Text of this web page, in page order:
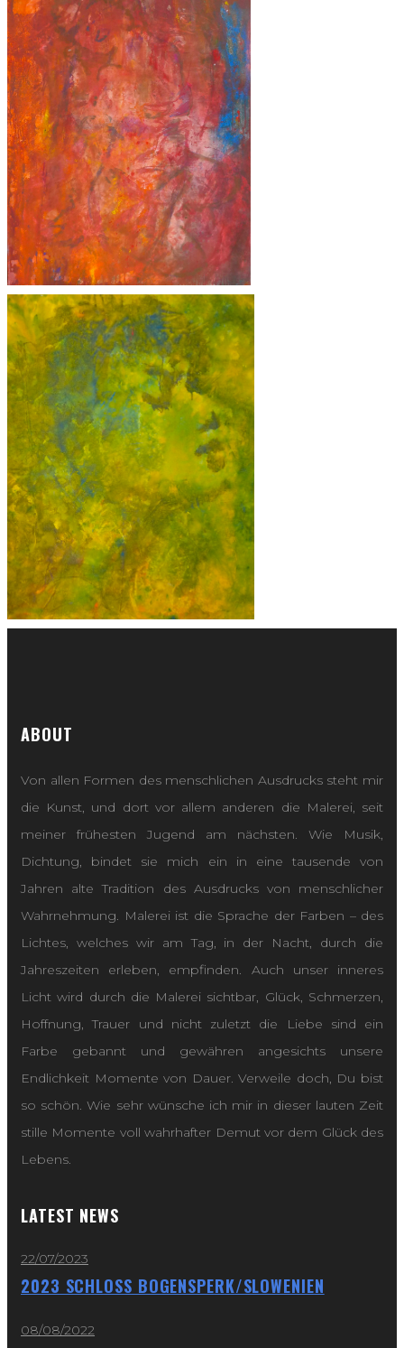
ABOUT
Von allen Formen des menschlichen Ausdrucks steht mir
die Kunst, und dort vor allem anderen die Malerei, seit
meiner frühesten Jugend am nächsten. Wie Musik,
Dichtung, bindet sie mich ein in eine tausende von
Jahren alte Tradition des Ausdrucks von menschlicher
Wahrnehmung. Malerei ist die Sprache der Farben – des
Lichtes, welches wir am Tag, in der Nacht, durch die
Jahreszeiten erleben, empfinden. Auch unser inneres
Licht wird durch die Malerei sichtbar, Glück, Schmerzen,
Hoffnung, Trauer und nicht zuletzt die Liebe sind ein
Farbe gebannt und gewähren angesichts unsere
Endlichkeit Momente von Dauer. Verweile doch, Du bist
so schön. Wie sehr wünsche ich mir in dieser lauten Zeit
stille Momente voll wahrhafter Demut vor dem Glück des
Lebens.
LATEST NEWS
22/07/2023
2023 SCHLOSS BOGENSPERK/SLOWENIEN
08/08/2022